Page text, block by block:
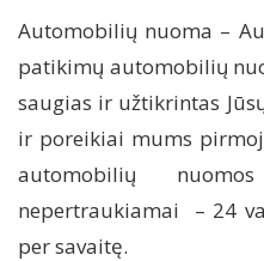
Automobilių nuoma –
patikimų automobilių
saugias ir užtikrintas
ir poreikiai mums
automobilių
nepertraukiamai – 24
per savaitę.